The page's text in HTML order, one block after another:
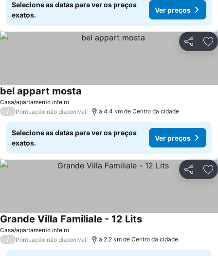
Selecione as datas para ver os preços
exatos.
Ver preços
Partilhar
Casa/apartamento inteiro
bel appart mosta
/ Pontuação não disponível a 4.4 km de Centro da cidade
Selecione as datas para ver os preços
exatos.
Ver preços
Partilhar
Casa/apartamento inteiro
Grande Villa Familiale - 12 LitsVer preços
/ Pontuação não disponível a 2.2 km de Centro da cidade